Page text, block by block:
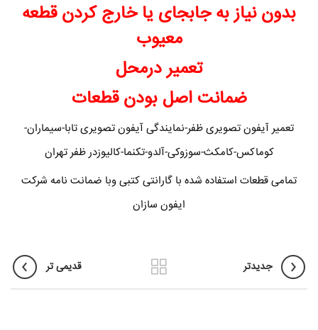
بدون نیاز به جابجای یا خارج کردن قطعه
معیوب
تعمیر درمحل
ضمانت اصل بودن قطعات
تعمیر آیفون تصویری ظفر-نمایندگی آیفون تصویری تابا-سیماران-
کوماکس-کامکث-سوزوکی-آلدو-تکنما-کالیوزدر ظفر تهران
تمامی قطعات استفاده شده با گارانتی کتبی وبا ضمانت نامه شرکت
ایفون سازان
جدیدتر قدیمی تر